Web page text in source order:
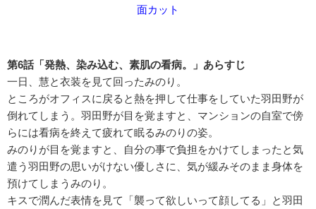
面カット
第6話「発熱、染み込む、素肌の看病。」あらすじ
一日、慧と衣装を見て回ったみのり。
ところがオフィスに戻ると熱を押して仕事をしていた羽田野が
倒れてしまう。羽田野が目を覚ますと、マンションの自室で傍
らには看病を終えて疲れて眠るみのりの姿。
みのりが目を覚ますと、自分の事で負担をかけてしまったと気
遣う羽田野の思いがけない優しさに、気が緩みそのまま身体を
預けてしまうみのり。
キスで潤んだ表情を見て「襲って欲しいって顔してる」と羽田